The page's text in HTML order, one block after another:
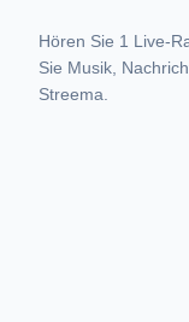
Hören Sie 1 Live-
Sie Musik,
Streema.